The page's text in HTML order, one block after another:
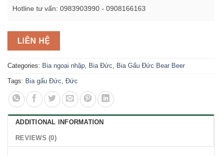
Hotline tư vấn: 0983903990 - 0908166163
LIÊN HỆ
Categories: Bia ngoại nhập, Bia Đức, Bia Gấu Đức Bear Beer
Tags: Bia gấu Đức, Đức
ADDITIONAL INFORMATION
REVIEWS (0)